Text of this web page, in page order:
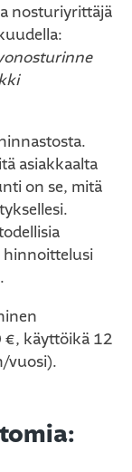
nosturiyrittäjä
asiakkaalta
on se, mitä
käyttöikä 12
vuosi).